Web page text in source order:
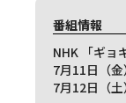
番組情報
NHK 「ギョ
7月11日（
7月12日（